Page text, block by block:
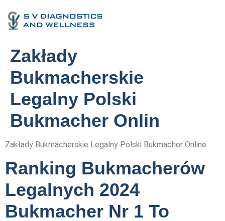
Zakłady
Bukmacherskie
Legalny Polski
Bukmacher Onlin
Zakłady Bukmacherskie Legalny Polski Bukmacher Online
Ranking Bukmacherów
Legalnych 2024
Bukmacher Nr 1 To